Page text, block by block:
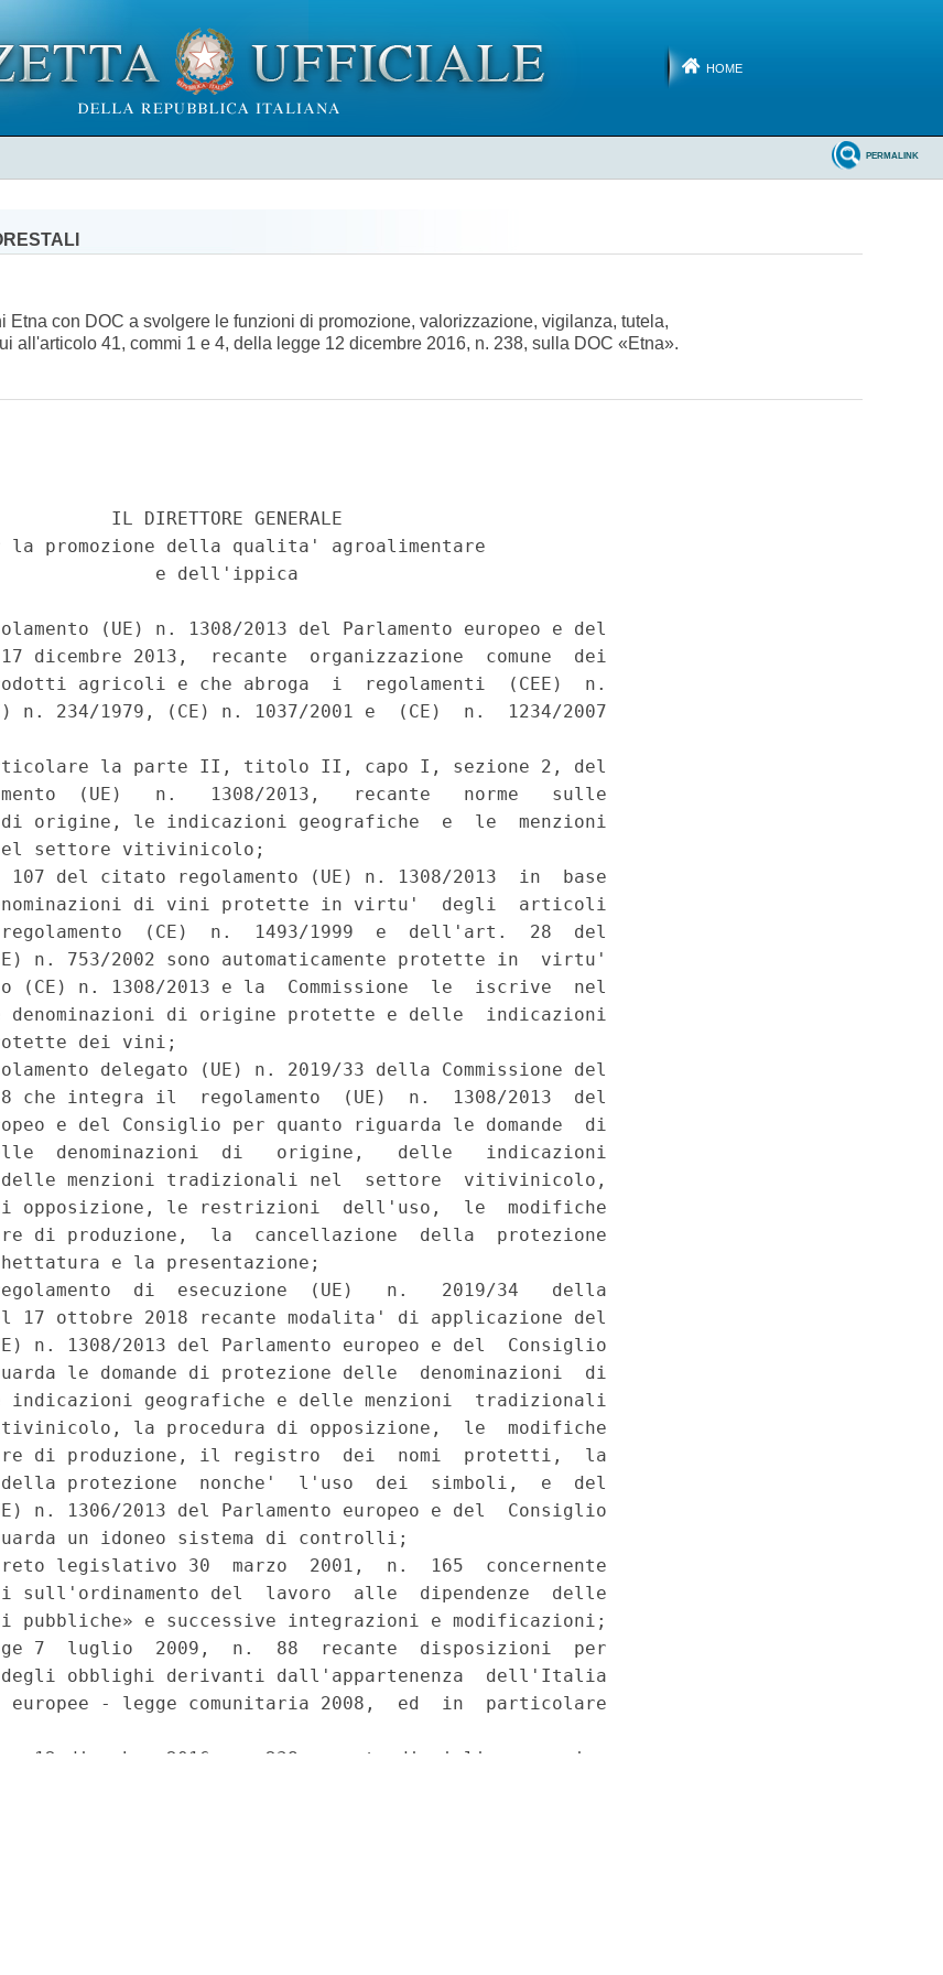
HOME
PERMALINK
con DOC a svolgere le funzioni di promozione, valorizzazione, vigilanza, tutela,
all'articolo 41, commi 1 e 4, della legge 12 dicembre 2016, n. 238, sulla DOC «Etna».